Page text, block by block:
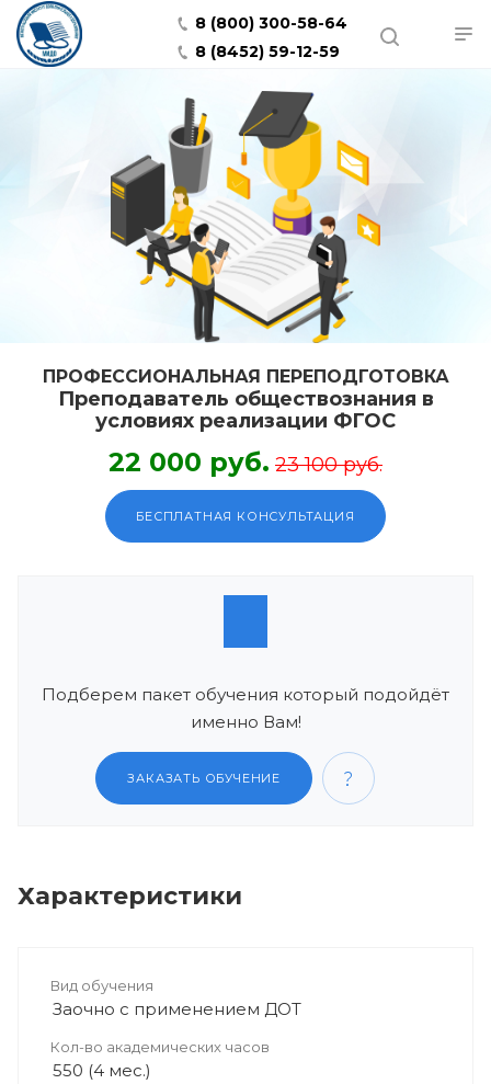
8 (800) 300-58-64
8 (8452) 59-12-59
ПРОФЕССИОНАЛЬНАЯ ПЕРЕПОДГОТОВКА
Преподаватель обществознания в
условиях реализации ФГОС
22 000 руб. 23 100 руб.
БЕСПЛАТНАЯ КОНСУЛЬТАЦИЯ
Подберем пакет обучения который подойдёт
именно Вам!
ЗАКАЗАТЬ ОБУЧЕНИЕ
Характеристики
Вид обучения
Заочно с применением ДОТ
Кол-во академических часов
550 (4 мес.)